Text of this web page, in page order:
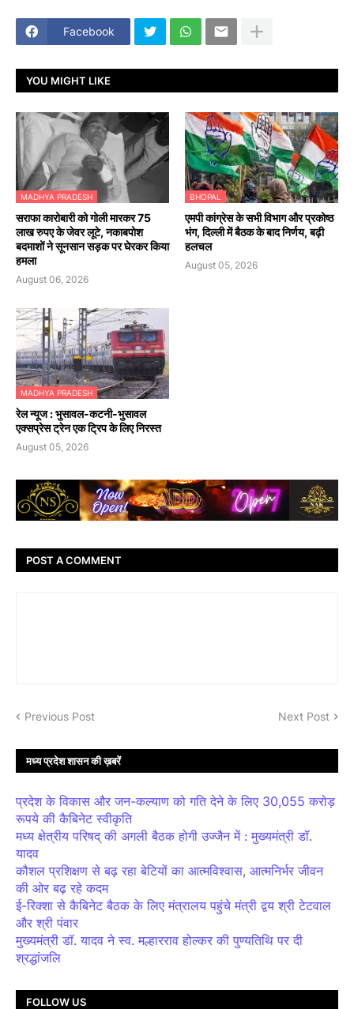
Facebook
YOU MIGHT LIKE
MADHYA PRADESH
सराफा कारोबारी को गोली मारकर 75
लाख रुपए के जेवर लूटे, नकाबपोश
बदमाशों ने सूनसान सड़क पर घेरकर किया
हमला
August 06, 2026
BHOPAL
एमपी कांग्रेस के सभी विभाग और प्रकोष्ठ
भंग, दिल्ली में बैठक के बाद निर्णय, बढ़ी
हलचल
August 05, 2026
MADHYA PRADESH
रेल न्यूज : भुसावल-कटनी-भुसावल
एक्सप्रेस ट्रेन एक ट्रिप के लिए निरस्त
August 05, 2026
POST A COMMENT
Previous Post Next Post
मध्य प्रदेश शासन की ख़बरें
प्रदेश के विकास और जन-कल्याण को गति देने के लिए 30,055 करोड़
रूपये की कैबिनेट स्वीकृति
मध्य क्षेत्रीय परिषद् की अगली बैठक होगी उज्जैन में : मुख्यमंत्री डॉ.
यादव
कौशल प्रशिक्षण से बढ़ रहा बेटियों का आत्मविश्वास, आत्मनिर्भर जीवन
की ओर बढ़ रहे कदम
ई-रिक्शा से कैबिनेट बैठक के लिए मंत्रालय पहुंचे मंत्री द्वय श्री टेटवाल
और श्री पंवार
मुख्यमंत्री डॉ. यादव ने स्व. मल्हारराव होल्कर की पुण्यतिथि पर दी
श्रद्धांजलि
FOLLOW US